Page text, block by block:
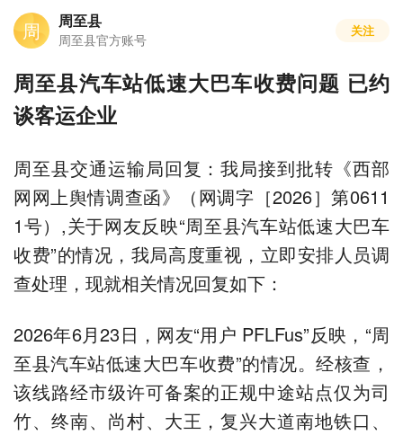
周 周至县
周至县官方账号
关注
周至县汽车站低速大巴车收费问题 已约
谈客运企业
周至县交通运输局回复：我局接到批转《西部
网网上舆情调查函》（网调字［2026］第0611
1号）,关于网友反映“周至县汽车站低速大巴车
收费”的情况，我局高度重视，立即安排人员调
查处理，现就相关情况回复如下：
2026年6月23日，网友“用户 PFLFus”反映，“周
至县汽车站低速大巴车收费”的情况。经核查，
该线路经市级许可备案的正规中途站点仅为司
竹、终南、尚村、大王，复兴大道南地铁口、